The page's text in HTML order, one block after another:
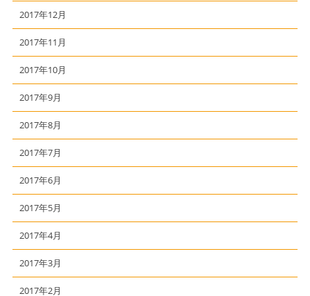
2017年12月
2017年11月
2017年10月
2017年9月
2017年8月
2017年7月
2017年6月
2017年5月
2017年4月
2017年3月
2017年2月